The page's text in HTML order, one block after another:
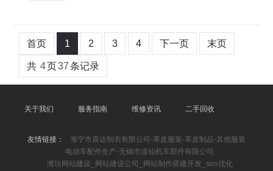
首页 1 2 3 4 下一页 末页
共 4页37条记录
关于我们 服务指南 维修资讯 二手回收
友情链接：
海宁市喜达制衣有限公司-革皮服装-革皮制品-其他服装
电动车配件生产-无锡市连仙机车部件有限公司
潍坊网站建设_网站建设公司_网站制作搭建开发_seo优化